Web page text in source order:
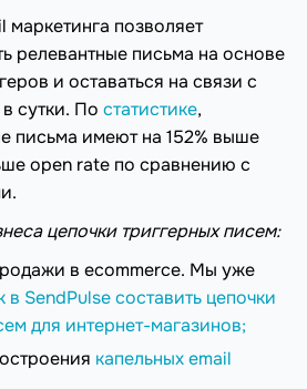
маркетинга позволяет
релевантные письма на основе
и оставаться на связи с
сутки. По статистике,
письма имеют на 152% выше
open rate по сравнению с
цепочки триггерных писем:
в ecommerce. Мы уже
в SendPulse составить цепочки
для интернет-магазинов;
капельных email